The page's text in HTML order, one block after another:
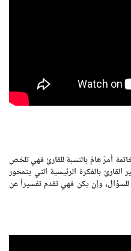
أمرٌ هامٌ بالنسبة للقارئ فهي تلخص
بالفكرة الرئيسية التي يتمحور
للسؤال، وإن يكن فهي تقدم تفسيراً عن